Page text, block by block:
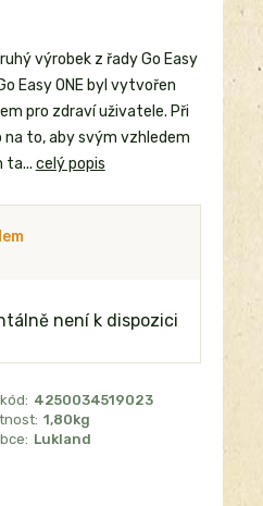
výrobek z řady Go Easy
Easy ONE byl vytvořen
pro zdraví uživatele. Při
to, aby svým vzhledem
ta... celý popis
není k dispozici
4250034519023
1,80kg
Lukland